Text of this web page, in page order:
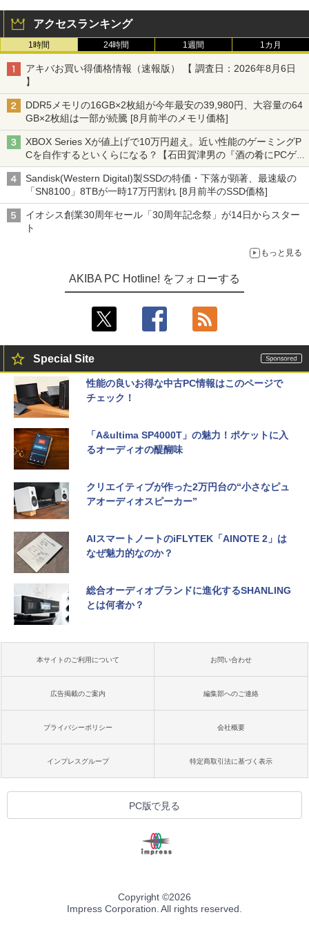
アクセスランキング
1時間 24時間 1週間 1カ月
アキバお買い得価格情報（速報版） 【 調査日：2026年8月6日
】
DDR5メモリの16GB×2枚組が今年最安の39,980円、大容量の64
GB×2枚組は一部が続騰 [8月前半のメモリ価格]
XBOX Series Xが値上げで10万円超え。近い性能のゲーミングP
Cを自作するといくらになる？【石田賀津男の『酒の肴にPCゲ
ーム』】
Sandisk(Western Digital)製SSDの特価・下落が顕著、最速級の
「SN8100」8TBが一時17万円割れ [8月前半のSSD価格]
イオシス創業30周年セール「30周年記念祭」が14日からスター
ト
もっと見る
AKIBA PC Hotline! をフォローする
Special Site
性能の良いお得な中古PC情報はこのページで
チェック！
「A&ultima SP4000T」の魅力！ポケットに入
るオーディオの醍醐味
クリエイティブが作った2万円台の“小さなピュ
アオーディオスピーカー”
AIスマートノートのiFLYTEK「AINOTE 2」は
なぜ魅力的なのか？
総合オーディオブランドに進化するSHANLING
とは何者か？
本サイトのご利用について お問い合わせ
広告掲載のご案内 編集部へのご連絡
プライバシーポリシー 会社概要
インプレスグループ 特定商取引法に基づく表示
PC版で見る
Copyright ©2026
Impress Corporation. All rights reserved.